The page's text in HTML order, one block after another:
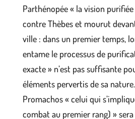
Parthénopée « la vision
contre Thèbes et mourut
ville : dans un premier temps,
entame le processus de
exacte » n’est pas suffisante
éléments pervertis de sa
Promachos « celui qui
combat au premier rang) » sera